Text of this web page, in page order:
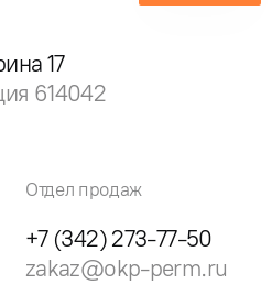
17
614042
Отдел продаж
+7 (342) 273-77-50
zakaz@okp-perm.ru